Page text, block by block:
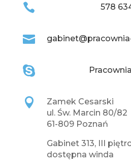
 578



Zamek Cesarski
ul. Św. Marcin 80/82
61-809 Poznań
Gabinet 313, III
dostępna winda